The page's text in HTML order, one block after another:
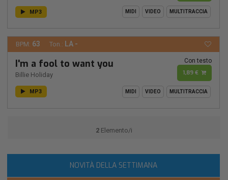
MP3 MIDI VIDEO MULTITRACCIA
BPM: 63 Ton.: LA -
I'm a fool to want you
Billie Holiday
Con testo
1,89 €
MP3 MIDI VIDEO MULTITRACCIA
2 Elemento/i
NOVITÀ DELLA SETTIMANA